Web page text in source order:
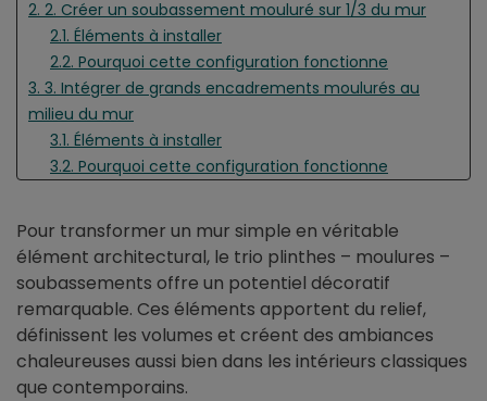
2. 2. Créer un soubassement mouluré sur 1/3 du mur
2.1. Éléments à installer
2.2. Pourquoi cette configuration fonctionne
3. 3. Intégrer de grands encadrements moulurés au
milieu du mur
3.1. Éléments à installer
3.2. Pourquoi cette configuration fonctionne
5. Conclusion
Pour transformer un mur simple en véritable
élément architectural, le trio plinthes – moulures –
soubassements offre un potentiel décoratif
remarquable. Ces éléments apportent du relief,
définissent les volumes et créent des ambiances
chaleureuses aussi bien dans les intérieurs classiques
que contemporains.